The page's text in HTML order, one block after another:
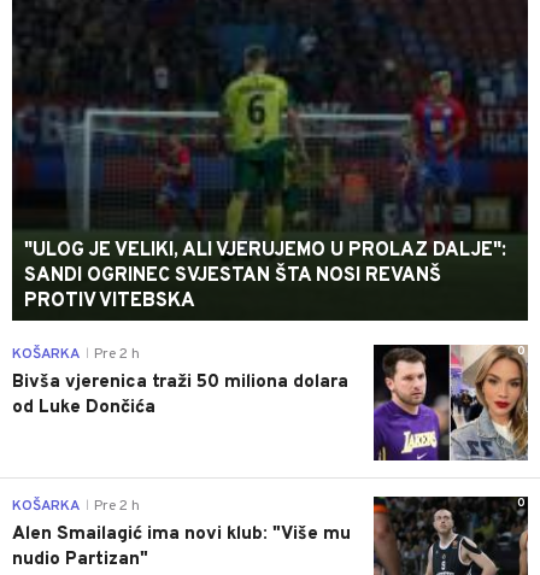
"ULOG JE VELIKI, ALI VJERUJEMO U PROLAZ DALJE":
SANDI OGRINEC SVJESTAN ŠTA NOSI REVANŠ
PROTIV VITEBSKA
0
KOŠARKA Pre 2 h
Bivša vjerenica traži 50 miliona dolara
od Luke Dončića
0
KOŠARKA Pre 2 h
Alen Smailagić ima novi klub: "Više mu
nudio Partizan"